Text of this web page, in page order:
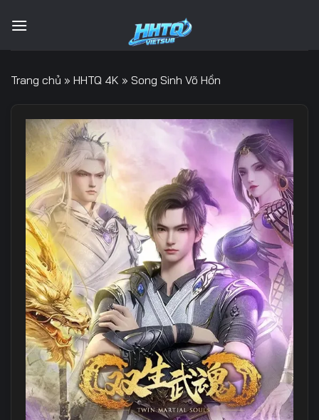
qua
Trang chủ » HHTQ 4K » Song Sinh Võ Hồn